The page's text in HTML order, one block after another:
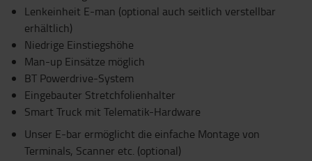
Lenkeinheit E-man (optional auch seitlich verstellbar
erhältlich)
Niedrige Einstiegshöhe
Man-up Einsätze möglich
BT Powerdrive-System
Eingebauter Stretchfolienhalter
Smart Truck mit Telematik-Hardware
Unser E-bar ermöglicht die einfache Montage von
Terminals, Scanner etc. (optional)